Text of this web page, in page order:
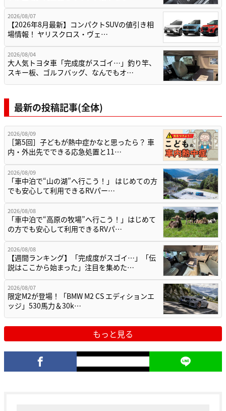
2026/08/07
【2026年8月最新】コンパクトSUVの値引き相
場情報！ ヤリスクロス・ヴェ…
2026/08/04
大人気トヨタ車「完成度がスゴイ…」釣り竿、
スキー板、ゴルフバッグ、なんでもオ…
最新の投稿記事(全体)
2026/08/09
［第5回］子どもが熱中症かなと思ったら？ 車
内・外出先でできる応急処置と11…
2026/08/09
「車中泊で“山の湖”へ行こう！」 はじめての方
でも安心して利用できるRVパー…
2026/08/08
「車中泊で“高原の牧場”へ行こう！」はじめて
の方でも安心して利用できるRVパ…
2026/08/08
【週間ランキング】「完成度がスゴイ…」「伝
説はここから始まった」注目を集めた…
2026/08/07
限定M2が登場！「BMW M2 CS エディションエ
ッジ」530馬力＆30k…
もっと見る